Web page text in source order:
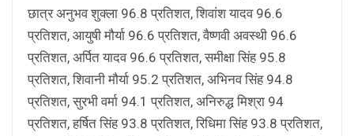
छात्र अनुभव शुक्ला 96.8 प्रतिशत, शिवांश यादव 96.6
प्रतिशत, आयुषी मौर्या 96.6 प्रतिशत, वैष्णवी अवस्थी 96.6
प्रतिशत, अर्पित यादव 96.6 प्रतिशत, समीक्षा सिंह 95.8
प्रतिशत, शिवानी मौर्या 95.2 प्रतिशत, अभिनव सिंह 94.8
प्रतिशत, सुरभी वर्मा 94.1 प्रतिशत, अनिरुद्ध मिश्रा 94
प्रतिशत, हर्षित सिंह 93.8 प्रतिशत, रिधिमा सिंह 93.8 प्रतिशत,